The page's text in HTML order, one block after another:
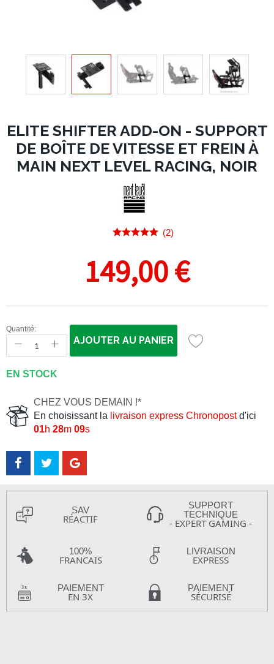
ELITE SHIFTER ADD-ON - SUPPORT
DE BOÎTE DE VITESSE ET FREIN À
MAIN NEXT LEVEL RACING, NOIR
(2)
149,00 €
Quantité:
AJOUTER AU PANIER
EN STOCK
CHEZ VOUS DEMAIN !*
En choisissant la livraison express Chronopostd'ici
01h 28m 09s
SAV
RÉACTIF
SUPPORT
TECHNIQUE
- EXPERT GAMING -
100%
FRANCAIS
LIVRAISON
EXPRESS
PAIEMENT
EN 3X
PAIEMENT
SÉCURISÉ